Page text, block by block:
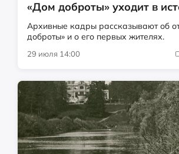
«Дом доброты» уходит в
Архивные кадры рассказывают об
доброты» и о его первых жителях.
29 июля 14:00